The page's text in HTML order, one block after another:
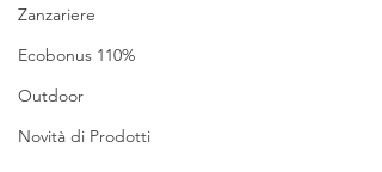
Zanzariere
Ecobonus 110%
Outdoor
Novità di Prodotti